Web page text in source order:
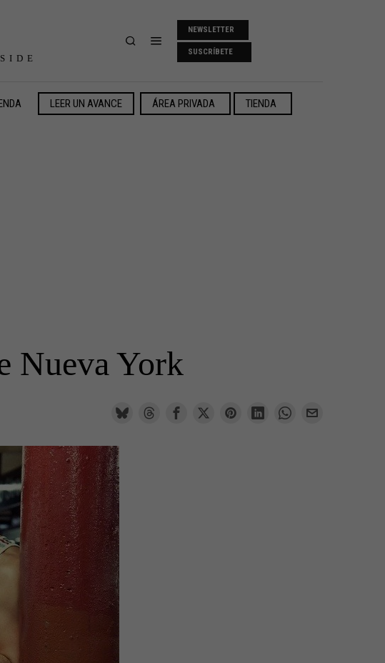
NEWSLETTER
SUSCRÍBETE
LEER UN AVANCE ÁREA PRIVADA TIENDA
Nueva York